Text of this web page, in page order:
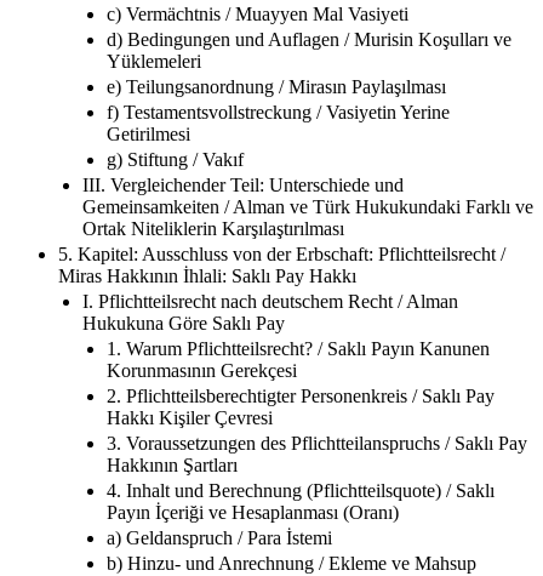
c) Vermächtnis / Muayyen Mal Vasiyeti
d) Bedingungen und Auflagen / Murisin Koşulları ve
Yüklemeleri
e) Teilungsanordnung / Mirasın Paylaşılması
f) Testamentsvollstreckung / Vasiyetin Yerine
Getirilmesi
g) Stiftung / Vakıf
III. Vergleichender Teil: Unterschiede und
Gemeinsamkeiten / Alman ve Türk Hukukundaki Farklı ve
Ortak Niteliklerin Karşılaştırılması
5. Kapitel: Ausschluss von der Erbschaft: Pflichtteilsrecht /
Miras Hakkının İhlali: Saklı Pay Hakkı
I. Pflichtteilsrecht nach deutschem Recht / Alman
Hukukuna Göre Saklı Pay
1. Warum Pflichtteilsrecht? / Saklı Payın Kanunen
Korunmasının Gerekçesi
2. Pflichtteilsberechtigter Personenkreis / Saklı Pay
Hakkı Kişiler Çevresi
3. Voraussetzungen des Pflichtteilanspruchs / Saklı Pay
Hakkının Şartları
4. Inhalt und Berechnung (Pflichtteilsquote) / Saklı
Payın İçeriği ve Hesaplanması (Oranı)
a) Geldanspruch / Para İstemi
b) Hinzu- und Anrechnung / Ekleme ve Mahsup